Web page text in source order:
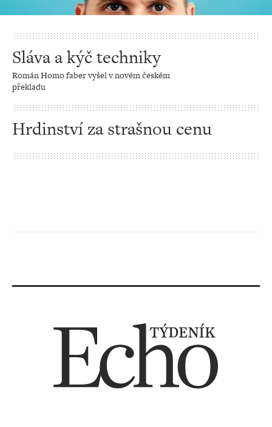
Sláva a kýč techniky
Román Homo faber vyšel v novém českém
překladu
Hrdinství za strašnou cenu